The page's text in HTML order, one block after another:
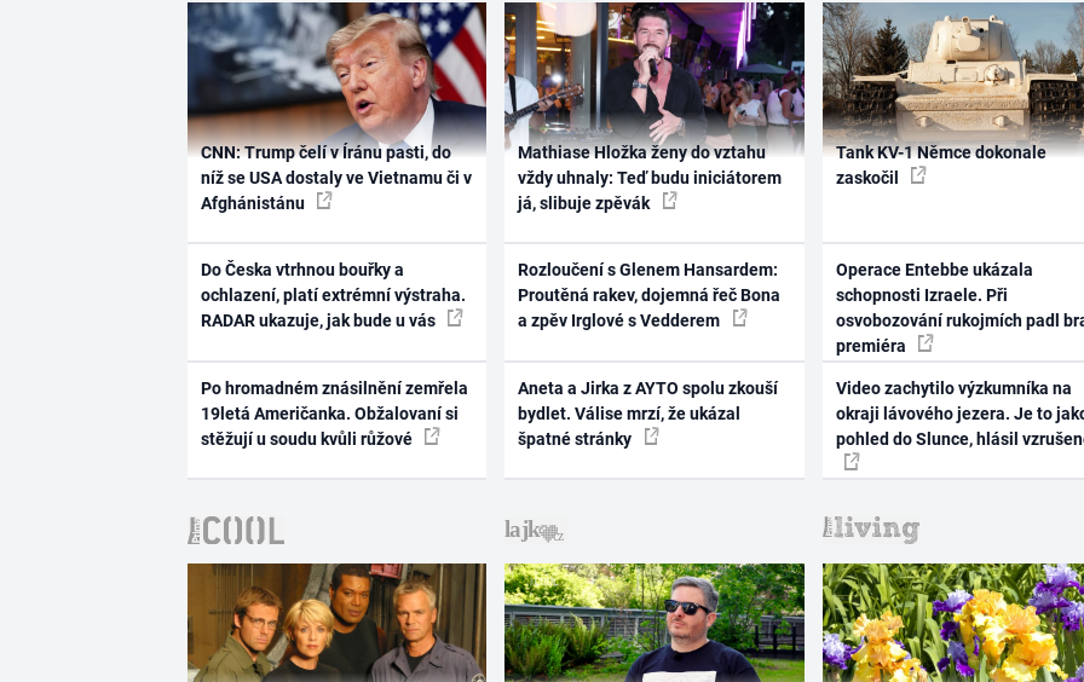
CNN: Trump čelí v Íránu pasti, do
níž se USA dostaly ve Vietnamu či v
Afghánistánu
Do Česka vtrhnou bouřky a
ochlazení, platí extrémní výstraha.
RADAR ukazuje, jak bude u vás
Po hromadném znásilnění zemřela
19letá Američanka. Obžalovaní si
stěžují u soudu kvůli růžové
Mathiase Hložka ženy do vztahu
vždy uhnaly: Teď budu iniciátorem
já, slibuje zpěvák
Rozloučení s Glenem Hansardem:
Proutěná rakev, dojemná řeč Bona
a zpěv Irglové s Vedderem
Aneta a Jirka z AYTO spolu zkouší
bydlet. Válise mrzí, že ukázal
špatné stránky
Tank KV-1 Němce dokonale
zaskočil
Operace Entebbe ukázala
schopnosti Izraele. Při
osvobozování rukojmích padl
premiéra
Video zachytilo výzkumníka na
okraji lávového jezera. Je to
pohled do Slunce, hlásil